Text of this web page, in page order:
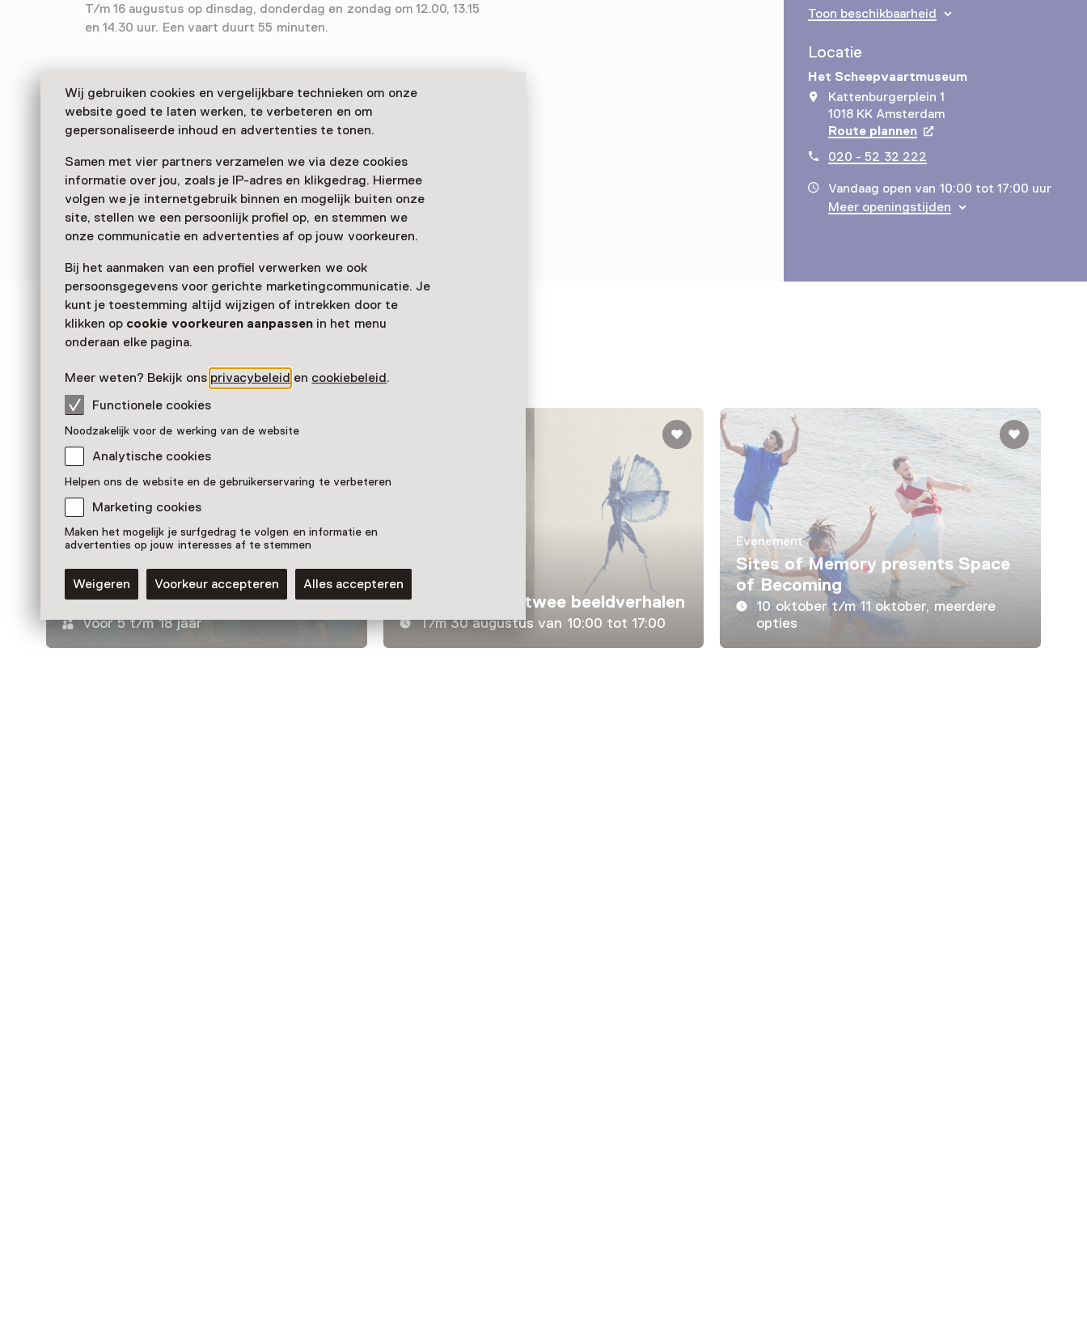
Wij gebruiken cookies en vergelijkbare technieken om onze
website goed te laten werken, te verbeteren en om
gepersonaliseerde inhoud en advertenties te tonen.
Samen met vier partners verzamelen we via deze cookies
informatie over jou, zoals je IP-adres en klikgedrag. Hiermee
volgen we je internetgebruik binnen en mogelijk buiten onze
site, stellen we een persoonlijk profiel op, en stemmen we
onze communicatie en advertenties af op jouw voorkeuren.
Bij het aanmaken van een profiel verwerken we ook
persoonsgegevens voor gerichte marketingcommunicatie. Je
kunt je toestemming altijd wijzigen of intrekken door te
klikken op cookie voorkeuren aanpassenin het menu
onderaan elke pagina.
Meer weten? Bekijk ons privacybeleid en cookiebeleid.
Functionele cookies
Noodzakelijk voor de werking van de website
Analytische cookies
Helpen ons de website en de gebruikerservaring te verbeteren
Marketing cookies
Maken het mogelijk je surfgedrag te volgen en informatie en
advertenties op jouw interesses af te stemmen
Weigeren Voorkeur accepteren Alles accepteren
T/m 16 augustus op dinsdag, donderdag en zondag om 12.00, 13.15
en 14.30 uur. Een vaart duurt 55 minuten.
Toon beschikbaarheid
Locatie
Het Scheepvaartmuseum
Kattenburgerplein 1
1018 KK Amsterdam
Route plannen Opent in een nieuw tabblad
020 - 52 32 222
Vandaag open van 10:00 tot 17:00 uur
Meer openingstijden
Zien & doen in Het
Scheepvaartmuseum
Vaste collectie
Het verhaal van de walvis
Voor 5 t/m 18 jaar
Tentoonstelling
Eko – Japan in twee beeldverhalen
T/m 30 augustus van 10:00 tot 17:00
Evenement
Sites of Memory presents Space
of Becoming
10 oktober t/m 11 oktober, meerdere
opties